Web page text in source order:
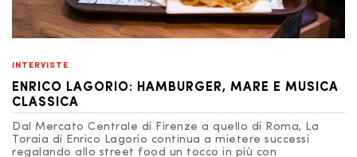
INTERVISTE
ENRICO LAGORIO: HAMBURGER, MARE E MUSICA
CLASSICA
Dal Mercato Centrale di Firenze a quello di Roma, La
Toraia di Enrico Lagorio continua a mietere successi
regalando allo street food un tocco in più con